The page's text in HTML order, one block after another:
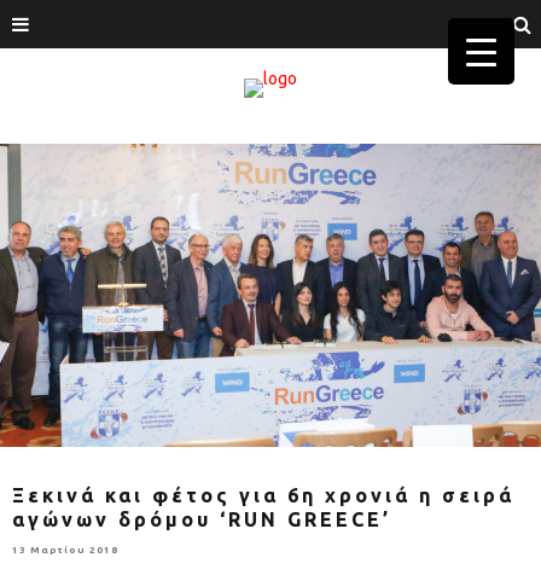
Ξεκινά και φέτος για 6η χρονιά η σειρά
αγώνων δρόμου ‘RUN GREECE’
13 Μαρτίου 2018